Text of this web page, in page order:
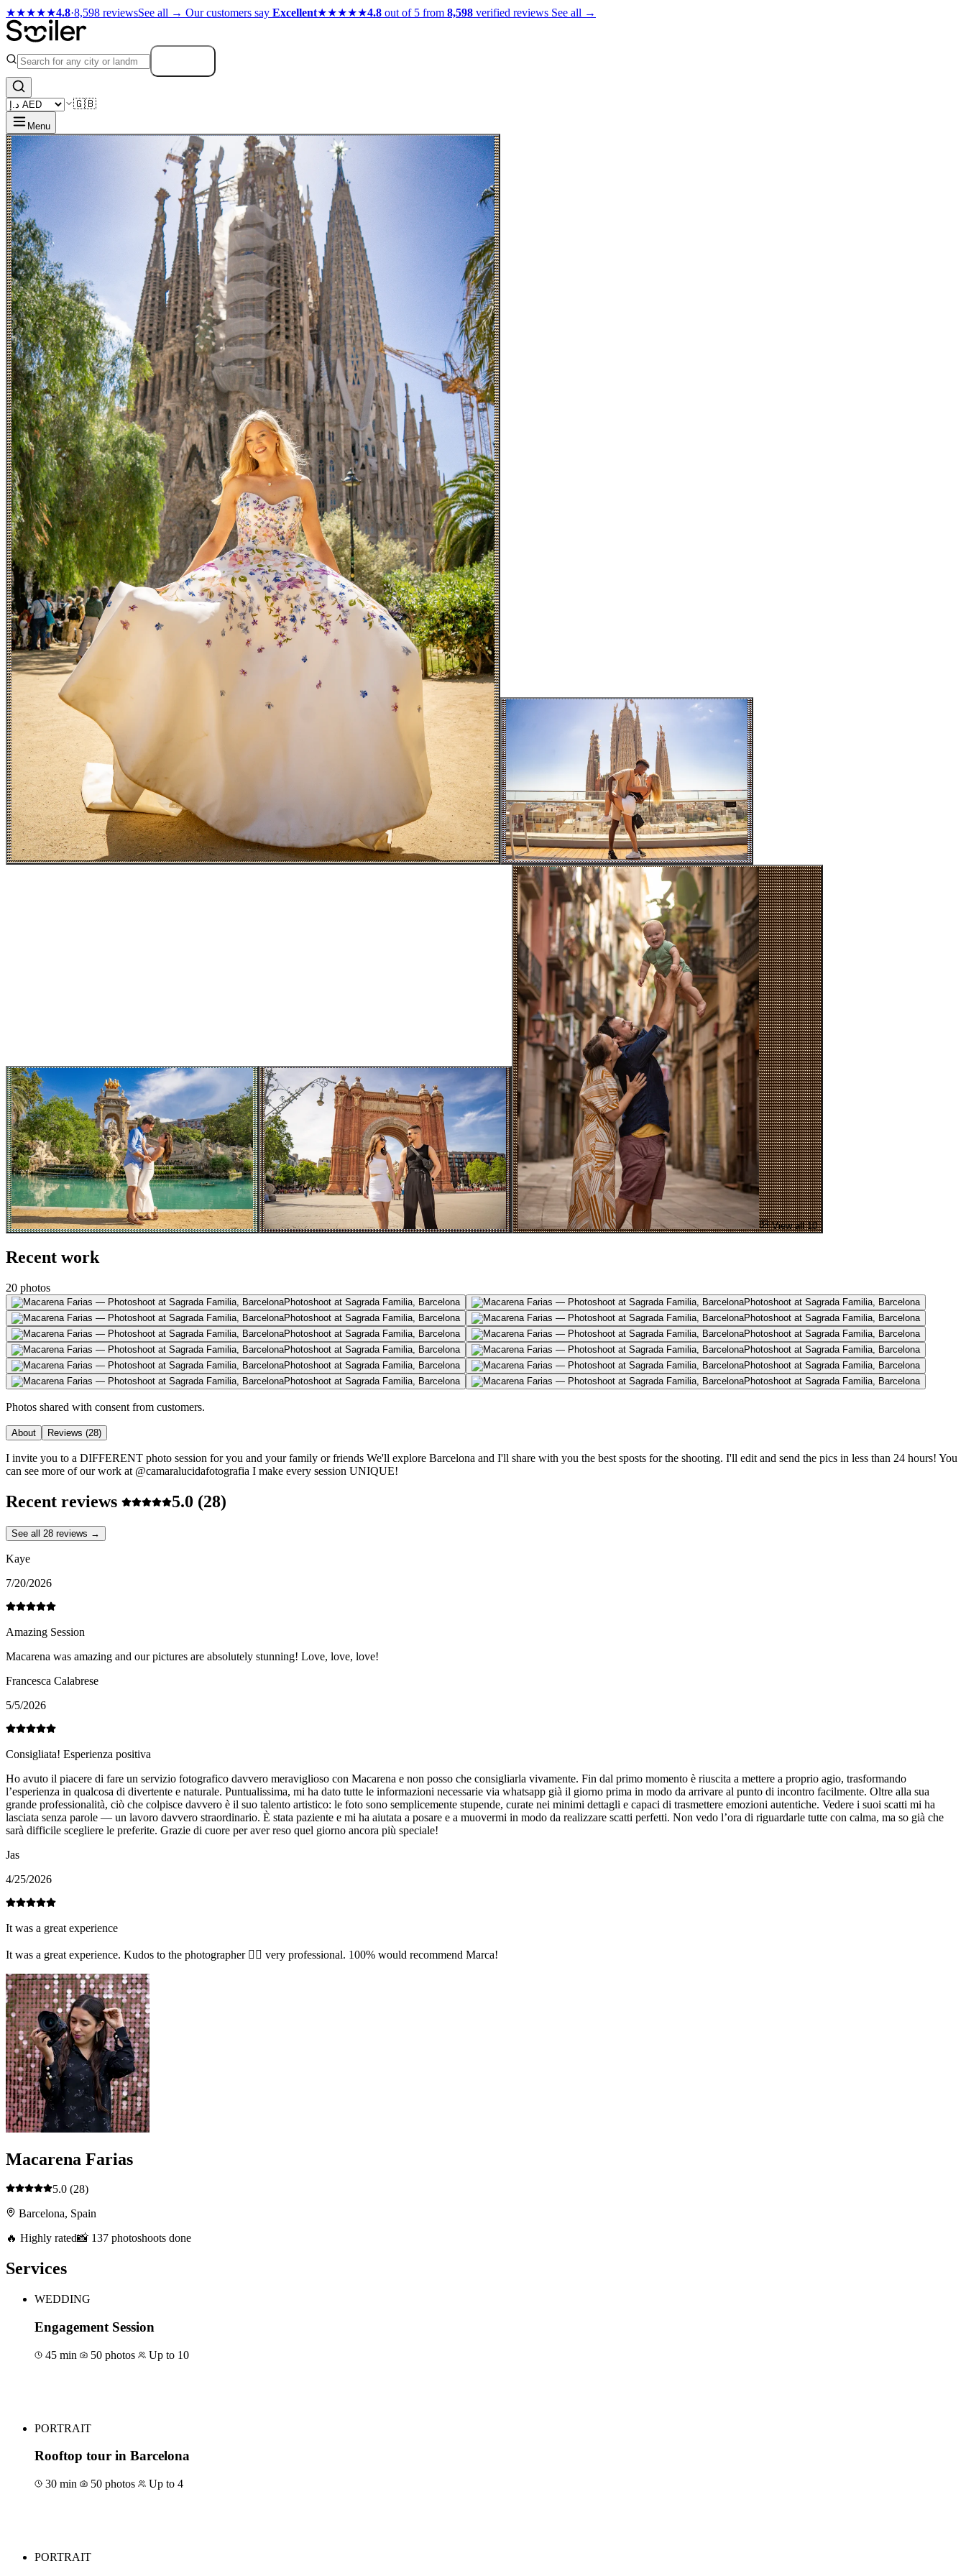
★★★★★4.8·8,598 reviewsSee all → Our customers say Excellent★★★★★4.8 out of 5 from 8,598 verified reviews See all →
🇬🇧
Menu
View all 10
Recent work
20 photos
Photoshoot at Sagrada Familia, Barcelona
Photoshoot at Sagrada Familia, Barcelona
Photoshoot at Sagrada Familia, Barcelona
Photoshoot at Sagrada Familia, Barcelona
Photoshoot at Sagrada Familia, Barcelona
Photoshoot at Sagrada Familia, Barcelona
Photoshoot at Sagrada Familia, Barcelona
Photoshoot at Sagrada Familia, Barcelona
Photoshoot at Sagrada Familia, Barcelona
Photoshoot at Sagrada Familia, Barcelona
Photoshoot at Sagrada Familia, Barcelona
Photoshoot at Sagrada Familia, Barcelona
Photos shared with consent from customers.
About Reviews (28)
I invite you to a DIFFERENT photo session for you and your family or friends We'll explore Barcelona and I'll share with you the best sposts for the shooting. I'll edit and send the pics in less than 24 hours! You
can see more of our work at @camaralucidafotografia I make every session UNIQUE!
Recent reviews 5.0 (28)
See all 28 reviews →
Kaye
7/20/2026
Amazing Session
Macarena was amazing and our pictures are absolutely stunning! Love, love, love!
Francesca Calabrese
5/5/2026
Consigliata! Esperienza positiva
Ho avuto il piacere di fare un servizio fotografico davvero meraviglioso con Macarena e non posso che consigliarla vivamente. Fin dal primo momento è riuscita a mettere a proprio agio, trasformando
l’esperienza in qualcosa di divertente e naturale. Puntualissima, mi ha dato tutte le informazioni necessarie via whatsapp già il giorno prima in modo da arrivare al punto di incontro facilmente. Oltre alla sua
grande professionalità, ciò che colpisce davvero è il suo talento artistico: le foto sono semplicemente stupende, curate nei minimi dettagli e capaci di trasmettere emozioni autentiche. Vedere i suoi scatti mi ha
lasciata senza parole — un lavoro davvero straordinario. È stata paziente e mi ha aiutata a posare e a muovermi in modo da realizzare scatti perfetti. Non vedo l’ora di riguardarle tutte con calma, ma so già che
sarà difficile scegliere le preferite. Grazie di cuore per aver reso quel giorno ancora più speciale!
Jas
4/25/2026
It was a great experience
It was a great experience. Kudos to the photographer 👌🏻 very professional. 100% would recommend Marca!
Macarena Farias
5.0 (28)
Barcelona, Spain
🔥 Highly rated📸 137 photoshoots done
Services
WEDDING
Engagement Session
45 min 50 photos Up to 10
PORTRAIT
Rooftop tour in Barcelona
30 min 50 photos Up to 4
PORTRAIT